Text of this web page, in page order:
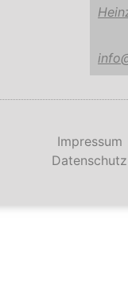
Impressum
Datenschutz